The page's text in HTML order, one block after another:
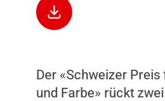
Dieser Inhalt wird
angezeigt, weil Sie
Der «Schweizer Preis
und Farbe» rückt